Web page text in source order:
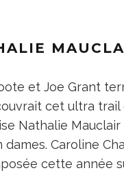
et Joe Grant
cet ultra trail
Nathalie
dames. Caroline
cette année